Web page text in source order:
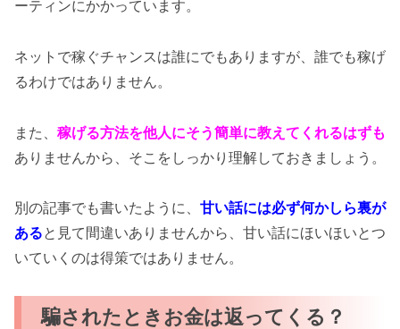
ーティンにかかっています。
ネットで稼ぐチャンスは誰にでもありますが、誰でも稼げ
るわけではありません。
また、 稼げる方法を他人にそう簡単に教えてくれるはずも
ありませんから、そこをしっかり理解しておきましょう。
別の記事でも書いたように、 甘い話には必ず何かしら裏が
あると見て間違いありませんから、甘い話にほいほいとつ
いていくのは得策ではありません。
騙されたときお金は返ってくる？